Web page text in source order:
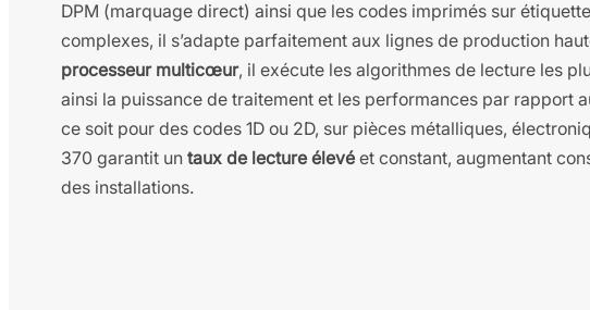
DPM (marquage direct) ainsi que les codes imprimés sur
complexes, il s’adapte parfaitement aux lignes de production
processeur multicœur, il exécute les algorithmes de lecture les
ainsi la puissance de traitement et les performances par rapport
ce soit pour des codes 1D ou 2D, sur pièces métalliques,
370 garantit un taux de lecture élevé et constant, augmentant
des installations.